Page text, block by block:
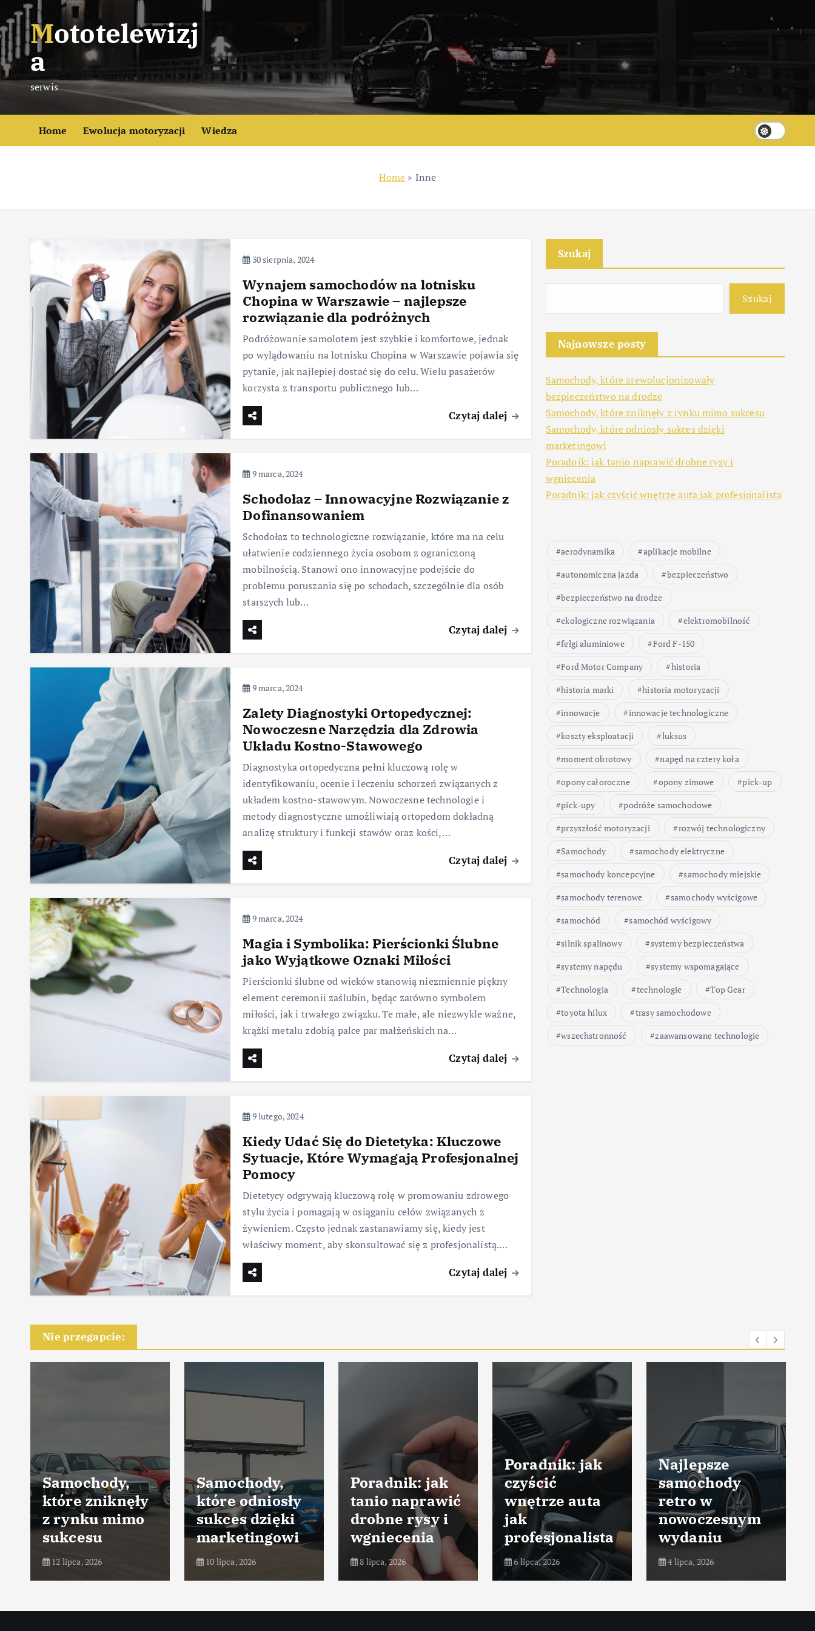
k
i
p
t
Mototelewizj
a
serwis
Home Ewolucja motoryzacji Wiedza
Home » Inne
30 sierpnia, 2024
Wynajem samochodów na lotnisku
Chopina w Warszawie – najlepsze
rozwiązanie dla podróżnych
Podróżowanie samolotem jest szybkie i komfortowe, jednak
po wylądowaniu na lotnisku Chopina w Warszawie pojawia się
pytanie, jak najlepiej dostać się do celu. Wielu pasażerów
korzysta z transportu publicznego lub…
Czytaj dalej
9 marca, 2024
Schodołaz – Innowacyjne Rozwiązanie z
Dofinansowaniem
Schodołaz to technologiczne rozwiązanie, które ma na celu
ułatwienie codziennego życia osobom z ograniczoną
mobilnością. Stanowi ono innowacyjne podejście do
problemu poruszania się po schodach, szczególnie dla osób
starszych lub…
Czytaj dalej
9 marca, 2024
Zalety Diagnostyki Ortopedycznej:
Nowoczesne Narzędzia dla Zdrowia
Układu Kostno-Stawowego
Diagnostyka ortopedyczna pełni kluczową rolę w
identyfikowaniu, ocenie i leczeniu schorzeń związanych z
układem kostno-stawowym. Nowoczesne technologie i
metody diagnostyczne umożliwiają ortopedom dokładną
analizę struktury i funkcji stawów oraz kości,…
Czytaj dalej
9 marca, 2024
Magia i Symbolika: Pierścionki Ślubne
jako Wyjątkowe Oznaki Miłości
Pierścionki ślubne od wieków stanowią niezmiennie piękny
element ceremonii zaślubin, będąc zarówno symbolem
miłości, jak i trwałego związku. Te małe, ale niezwykle ważne,
krążki metalu zdobią palce par małżeńskich na…
Czytaj dalej
9 lutego, 2024
Kiedy Udać Się do Dietetyka: Kluczowe
Sytuacje, Które Wymagają Profesjonalnej
Pomocy
Dietetycy odgrywają kluczową rolę w promowaniu zdrowego
stylu życia i pomagają w osiąganiu celów związanych z
żywieniem. Często jednak zastanawiamy się, kiedy jest
właściwy moment, aby skonsultować się z profesjonalistą.…
Czytaj dalej
Szukaj
Szukaj
Najnowsze posty
Samochody, które zrewolucjonizowały
bezpieczeństwo na drodze
Samochody, które zniknęły z rynku mimo sukcesu
Samochody, które odniosły sukces dzięki
marketingowi
Poradnik: jak tanio naprawić drobne rysy i
wgniecenia
Poradnik: jak czyścić wnętrze auta jak profesjonalista
aerodynamika
aplikacje mobilne
autonomiczna jazda
bezpieczeństwo
bezpieczeństwo na drodze
ekologiczne rozwiązania
elektromobilność
felgi aluminiowe
Ford F-150
Ford Motor Company
historia
historia marki
historia motoryzacji
innowacje
innowacje technologiczne
koszty eksploatacji
luksus
moment obrotowy
napęd na cztery koła
opony całoroczne
opony zimowe
pick-up
pick-upy
podróże samochodowe
przyszłość motoryzacji
rozwój technologiczny
Samochody
samochody elektryczne
samochody koncepcyjne
samochody miejskie
samochody terenowe
samochody wyścigowe
samochód
samochód wyścigowy
silnik spalinowy
systemy bezpieczeństwa
systemy napędu
systemy wspomagające
Technologia
technologie
Top Gear
toyota hilux
trasy samochodowe
wszechstronność
zaawansowane technologie
Nie przegapcie:
Samochody,
które zniknęły
z rynku mimo
sukcesu
12 lipca, 2026
Samochody,
które odniosły
sukces dzięki
marketingowi
10 lipca, 2026
Poradnik: jak
tanio naprawić
drobne rysy i
wgniecenia
8 lipca, 2026
Poradnik: jak
czyścić
wnętrze auta
jak
profesjonalista
6 lipca, 2026
Najlepsze
samochody
retro w
nowoczesnym
wydaniu
4 lipca, 2026